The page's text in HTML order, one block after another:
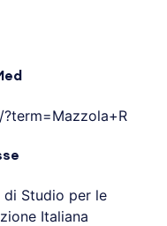
di Studio per le
Italiana